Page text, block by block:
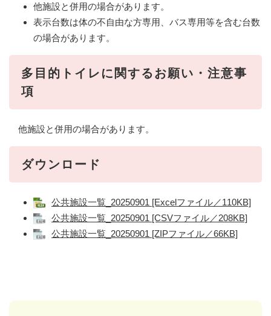
他施設と併用の場合があります。
表示台数は体の不自由な方専用、バス専用等を含む台数
の場合があります。
多目的トイレに関するお願い・注意事
項
他施設と併用の場合があります。
ダウンロード
公共施設一覧_20250901 [Excelファイル／110KB]
公共施設一覧_20250901 [CSVファイル／208KB]
公共施設一覧_20250901 [ZIPファイル／66KB]